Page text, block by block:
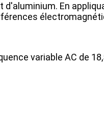
En
variable AC de